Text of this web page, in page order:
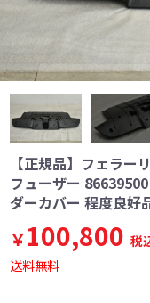
【正規品】フェラー
フューザー
ダーカバー 程度良好
￥100,800 税
送料無料